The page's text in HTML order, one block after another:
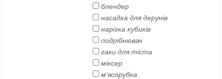
блендер
насадка для дерунів
нарізка кубиків
подрібнювач
гаки для тіста
міксер
м'ясорубка